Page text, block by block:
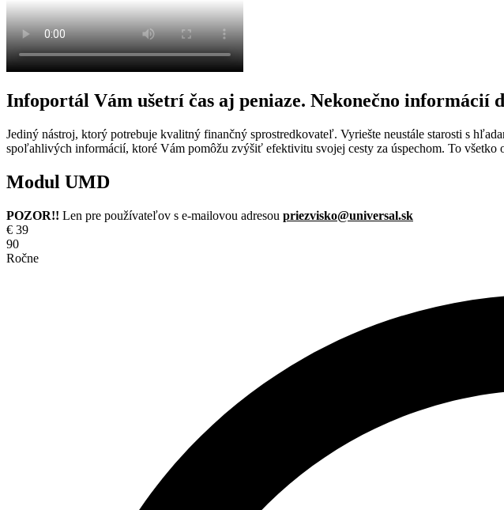
Infoportál Vám ušetrí čas aj peniaze. Nekonečno informácií
Jediný nástroj, ktorý potrebuje kvalitný finančný sprostredkovateľ. Vyriešte neustále starosti s
spoľahlivých informácií, ktoré Vám pomôžu zvýšiť efektivitu svojej cesty za úspechom. To všetko
Modul UMD
POZOR!! Len pre používateľov s e-mailovou adresou priezvisko@universal.sk
€ 39
90
Ročne